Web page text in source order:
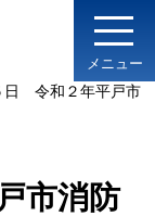
メニュー
日 令和２年平戸市
市消防